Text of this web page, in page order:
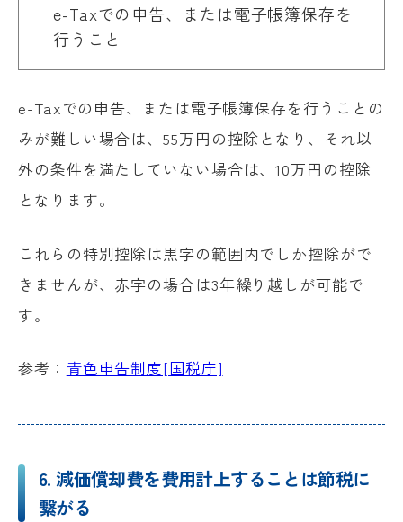
e-Taxでの申告、または電子帳簿保存を
行うこと
e-Taxでの申告、または電子帳簿保存を行うことの
みが難しい場合は、55万円の控除となり、それ以
外の条件を満たしていない場合は、10万円の控除
となります。
これらの特別控除は黒字の範囲内でしか控除がで
きませんが、赤字の場合は3年繰り越しが可能で
す。
参考： 青色申告制度[国税庁]
6. 減価償却費を費用計上することは節税に
繋がる